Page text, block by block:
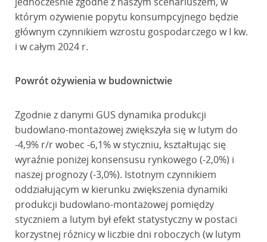
którym ożywienie popytu konsumpcyjnego będzie
głównym czynnikiem wzrostu gospodarczego w I kw.
i w całym 2024 r.
Powrót ożywienia w budownictwie
Zgodnie z danymi GUS dynamika produkcji
budowlano-montażowej zwiększyła się w lutym do
-4,9% r/r wobec -6,1% w styczniu, kształtując się
wyraźnie poniżej konsensusu rynkowego (-2,0%) i
naszej prognozy (-3,0%). Istotnym czynnikiem
oddziałującym w kierunku zwiększenia dynamiki
produkcji budowlano-montażowej pomiędzy
styczniem a lutym był efekt statystyczny w postaci
korzystnej różnicy w liczbie dni roboczych (w lutym